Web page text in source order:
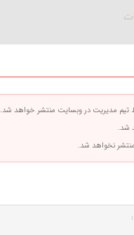
تیم مدیریت در وبسایت منتشر خواهد شد.
شد.
منتشر نخواهد شد.